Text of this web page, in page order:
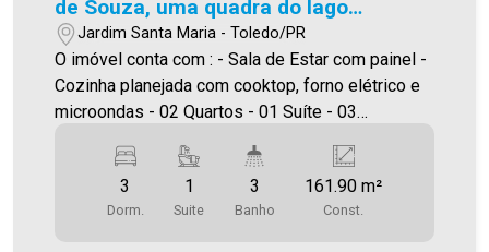
de Souza, uma quadra do lago
municipal
Jardim Santa Maria - Toledo/PR
O imóvel conta com : - Sala de Estar com painel -
Cozinha planejada com cooktop, forno elétrico e
microondas - 02 Quartos - 01 Suíte - 03
com tanque - Espaço com churrasqueira - 01
Vagas de garagem coberta Área construída:
161,90m² ***Será cobrado IPTU Será cobrado
3
Dorm.
1
Suite
3
Banho
161.90 m²
Const.